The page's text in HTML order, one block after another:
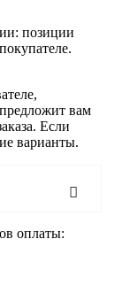
позиции
вам
Если
варианты.
оплаты: